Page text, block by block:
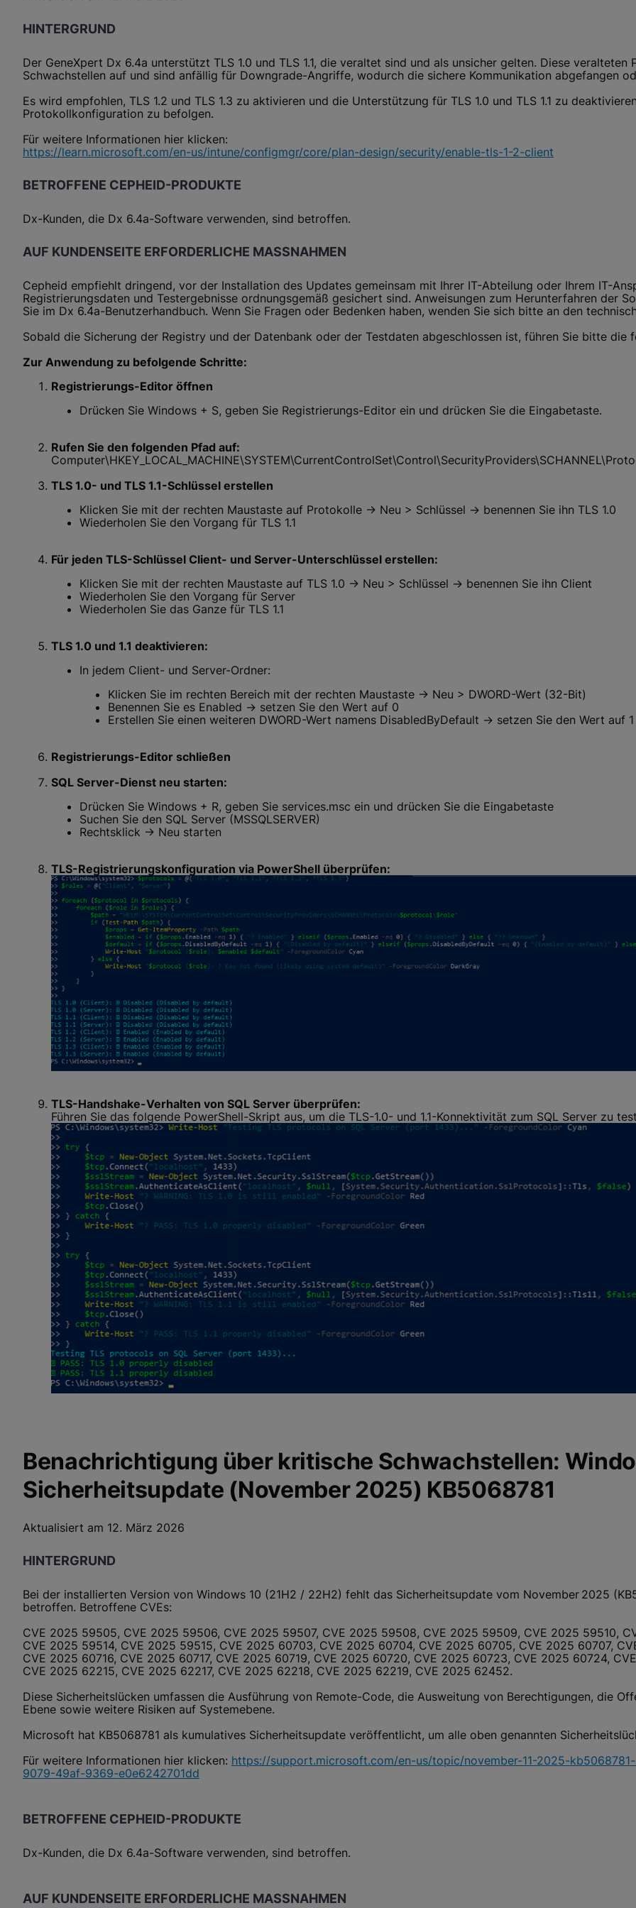
HINTERGRUND
Der GeneXpert Dx 6.4a unterstützt TLS 1.0 und TLS 1.1, die veraltet sind und als unsicher gelten. Diese
Schwachstellen auf und sind anfällig für Downgrade-Angriffe, wodurch die sichere Kommunikation abgefangen
Es wird empfohlen, TLS 1.2 und TLS 1.3 zu aktivieren und die Unterstützung für TLS 1.0 und TLS 1.1 zu
Protokollkonfiguration zu befolgen.
Für weitere Informationen hier klicken:
https://learn.microsoft.com/en-us/intune/configmgr/core/plan-design/security/enable-tls-1-2-client
BETROFFENE CEPHEID-PRODUKTE
Dx-Kunden, die Dx 6.4a-Software verwenden, sind betroffen.
AUF KUNDENSEITE ERFORDERLICHE MASSNAHMEN
Cepheid empfiehlt dringend, vor der Installation des Updates gemeinsam mit Ihrer IT-Abteilung oder Ihrem IT-
Registrierungsdaten und Testergebnisse ordnungsgemäß gesichert sind. Anweisungen zum Herunterfahren der
Sie im Dx 6.4a-Benutzerhandbuch. Wenn Sie Fragen oder Bedenken haben, wenden Sie sich bitte an den
Sobald die Sicherung der Registry und der Datenbank oder der Testdaten abgeschlossen ist, führen Sie bitte die
Zur Anwendung zu befolgende Schritte:
Registrierungs-Editor öffnen
Drücken Sie Windows + S, geben Sie Registrierungs-Editor ein und drücken Sie die Eingabetaste.
Rufen Sie den folgenden Pfad auf:
TLS 1.0- und TLS 1.1-Schlüssel erstellen
Klicken Sie mit der rechten Maustaste auf Protokolle → Neu > Schlüssel → benennen Sie ihn TLS 1.0
Wiederholen Sie den Vorgang für TLS 1.1
Für jeden TLS-Schlüssel Client- und Server-Unterschlüssel erstellen:
Klicken Sie mit der rechten Maustaste auf TLS 1.0 → Neu > Schlüssel → benennen Sie ihn Client
Wiederholen Sie den Vorgang für Server
Wiederholen Sie das Ganze für TLS 1.1
TLS 1.0 und 1.1 deaktivieren:
In jedem Client- und Server-Ordner:
Klicken Sie im rechten Bereich mit der rechten Maustaste → Neu > DWORD-Wert (32-Bit)
Benennen Sie es Enabled → setzen Sie den Wert auf 0
Erstellen Sie einen weiteren DWORD-Wert namens DisabledByDefault → setzen Sie den Wert auf 1
Registrierungs-Editor schließen
SQL Server-Dienst neu starten:
Drücken Sie Windows + R, geben Sie services.msc ein und drücken Sie die Eingabetaste
Suchen Sie den SQL Server (MSSQLSERVER)
Rechtsklick → Neu starten
TLS-Registrierungskonfiguration via PowerShell überprüfen:
TLS-Handshake-Verhalten von SQL Server überprüfen:
Führen Sie das folgende PowerShell-Skript aus, um die TLS-1.0- und 1.1-Konnektivität zum SQL Server zu
Benachrichtigung über kritische Schwachstellen:
Sicherheitsupdate (November 2025) KB5068781
Aktualisiert am 12. März 2026
HINTERGRUND
Bei der installierten Version von Windows 10 (21H2 / 22H2) fehlt das Sicherheitsupdate vom November 2025
betroffen. Betroffene CVEs:
CVE 2025 59505, CVE 2025 59506, CVE 2025 59507, CVE 2025 59508, CVE 2025 59509, CVE 2025 59510,
CVE 2025 59514, CVE 2025 59515, CVE 2025 60703, CVE 2025 60704, CVE 2025 60705, CVE 2025 60707,
CVE 2025 60716, CVE 2025 60717, CVE 2025 60719, CVE 2025 60720, CVE 2025 60723, CVE 2025 60724,
CVE 2025 62215, CVE 2025 62217, CVE 2025 62218, CVE 2025 62219, CVE 2025 62452.
Diese Sicherheitslücken umfassen die Ausführung von Remote-Code, die Ausweitung von Berechtigungen, die
Ebene sowie weitere Risiken auf Systemebene.
Microsoft hat KB5068781 als kumulatives Sicherheitsupdate veröffentlicht, um alle oben genannten
Für weitere Informationen hier klicken: https://support.microsoft.com/en-us/topic/november-11-2025-
9079-49af-9369-e0e6242701dd
BETROFFENE CEPHEID-PRODUKTE
Dx-Kunden, die Dx 6.4a-Software verwenden, sind betroffen.
AUF KUNDENSEITE ERFORDERLICHE MASSNAHMEN